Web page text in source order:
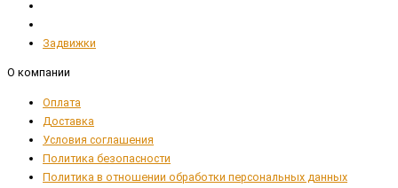
Задвижки
О компании
Оплата
Доставка
Условия соглашения
Политика безопасности
Политика в отношении обработки персональных данных